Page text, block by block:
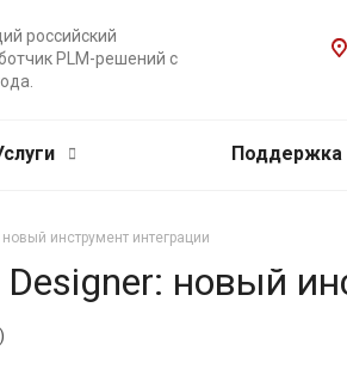
российский
PLM-решений с
Поддержка
инструмент интеграции
новый